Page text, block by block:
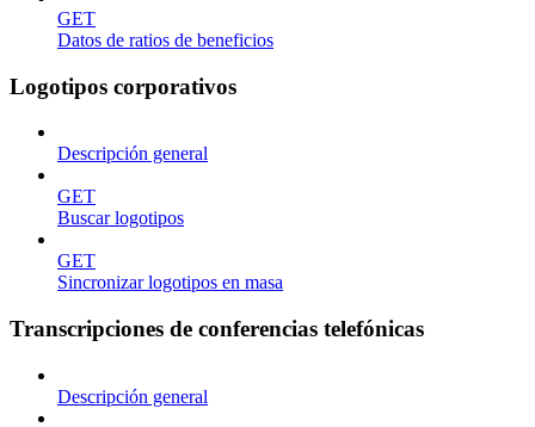
GET
Datos de ratios de beneficios
Logotipos corporativos
Descripción general
GET
Buscar logotipos
GET
Sincronizar logotipos en masa
Transcripciones de conferencias telefónicas
Descripción general